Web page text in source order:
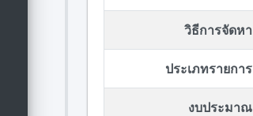
วิธีการจัดหา
ประเภทรายการ
งบประมาณ